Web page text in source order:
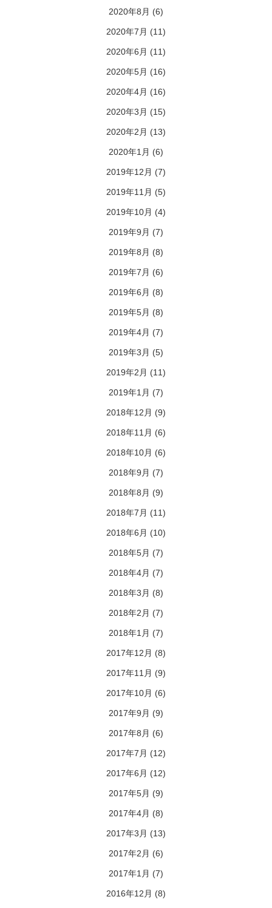
2020年8月 (6)
2020年7月 (11)
2020年6月 (11)
2020年5月 (16)
2020年4月 (16)
2020年3月 (15)
2020年2月 (13)
2020年1月 (6)
2019年12月 (7)
2019年11月 (5)
2019年10月 (4)
2019年9月 (7)
2019年8月 (8)
2019年7月 (6)
2019年6月 (8)
2019年5月 (8)
2019年4月 (7)
2019年3月 (5)
2019年2月 (11)
2019年1月 (7)
2018年12月 (9)
2018年11月 (6)
2018年10月 (6)
2018年9月 (7)
2018年8月 (9)
2018年7月 (11)
2018年6月 (10)
2018年5月 (7)
2018年4月 (7)
2018年3月 (8)
2018年2月 (7)
2018年1月 (7)
2017年12月 (8)
2017年11月 (9)
2017年10月 (6)
2017年9月 (9)
2017年8月 (6)
2017年7月 (12)
2017年6月 (12)
2017年5月 (9)
2017年4月 (8)
2017年3月 (13)
2017年2月 (6)
2017年1月 (7)
2016年12月 (8)